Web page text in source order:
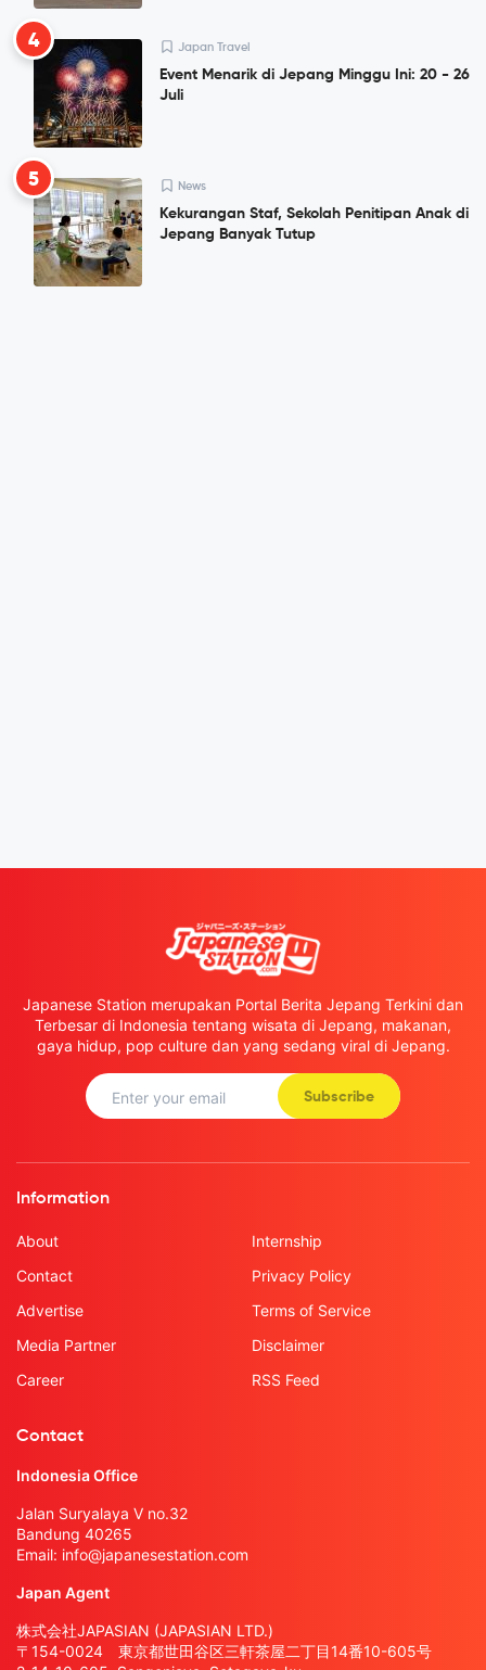
4 Japan Travel
Event Menarik di Jepang Minggu Ini: 20 - 26
Juli
5 News
Kekurangan Staf, Sekolah Penitipan Anak di
Jepang Banyak Tutup
Japanese Station merupakan Portal Berita Jepang Terkini dan
Terbesar di Indonesia tentang wisata di Jepang, makanan,
gaya hidup, pop culture dan yang sedang viral di Jepang.
Subscribe
Information
About
Contact
Advertise
Media Partner
Career
Internship
Privacy Policy
Terms of Service
Disclaimer
RSS Feed
Contact
Indonesia Office
Jalan Suryalaya V no.32
Bandung 40265
Email: info@japanesestation.com
Japan Agent
株式会社JAPASIAN (JAPASIAN LTD.)
〒154-0024 東京都世田谷区三軒茶屋二丁目14番10-605号